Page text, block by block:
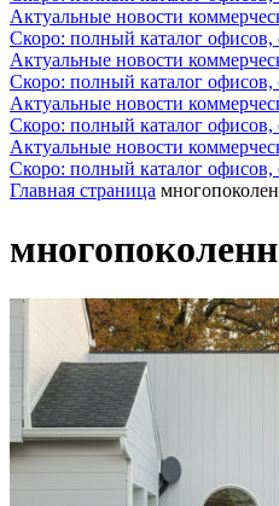
Актуальные новости
Скоро: полный каталог
Актуальные новости
Скоро: полный каталог
Актуальные новости
Скоро: полный каталог
Актуальные новости
Скоро: полный каталог
Главная страница